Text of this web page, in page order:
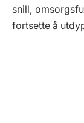
snill,
fortsette å